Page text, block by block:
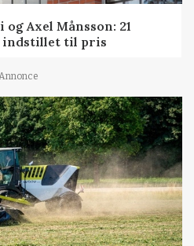
Axel Månsson: 21
indstillet til pris
Annonce